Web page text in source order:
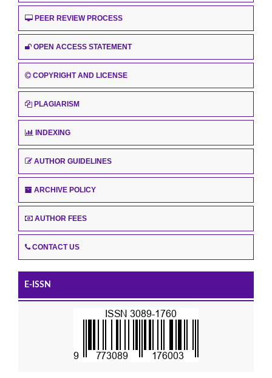
PEER REVIEW PROCESS
OPEN ACCESS STATEMENT
COPYRIGHT AND LICENSE
PLAGIARISM
INDEXING
AUTHOR GUIDELINES
ARCHIVE POLICY
AUTHOR FEES
CONTACT US
E-ISSN